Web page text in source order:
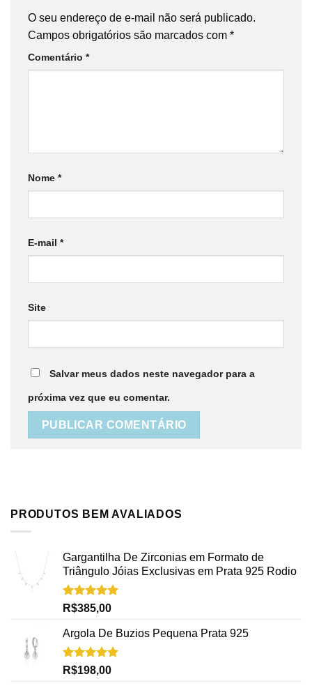
O seu endereço de e-mail não será publicado.
Campos obrigatórios são marcados com *
Comentário *
Nome *
E-mail *
Site
Salvar meus dados neste navegador para a
próxima vez que eu comentar.
PRODUTOS BEM AVALIADOS
Gargantilha De Zirconias em Formato de
Triângulo Jóias Exclusivas em Prata 925 Rodio
Avaliação
5.00
de 5
R$385,00
Argola De Buzios Pequena Prata 925
Avaliação
5.00
de 5
R$198,00